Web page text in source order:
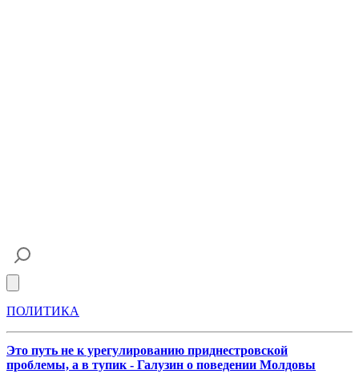
ПОЛИТИКА
Это путь не к урегулированию приднестровской
проблемы, а в тупик - Галузин о поведении Молдовы